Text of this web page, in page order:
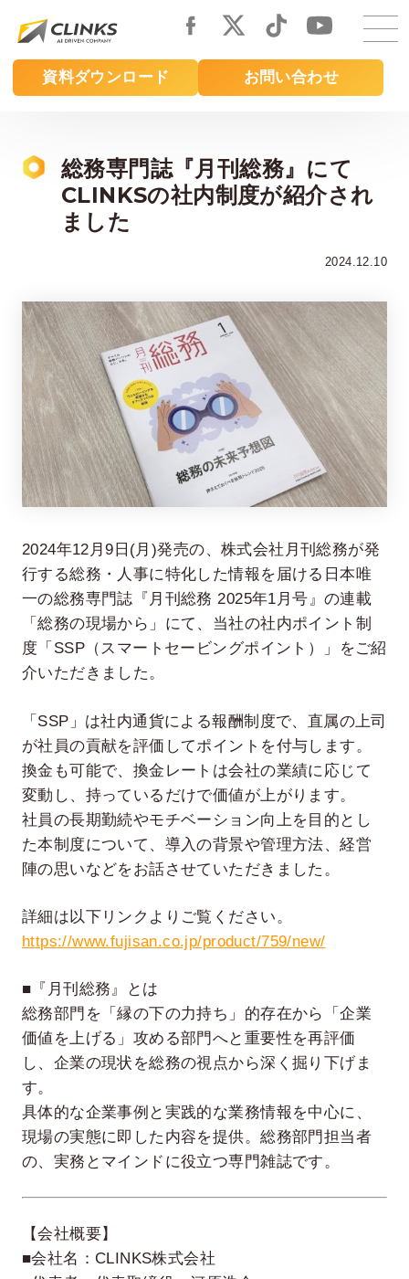
main
content
資料ダウンロード お問い合わせ
在宅率
66 %
2026年7月時点
社員数
1,290
総務専門誌『月刊総務』にて
CLINKSの社内制度が紹介され
ました
2024.12.10
2024年12月9日(月)発売の、株式会社月刊総務が発
行する総務・人事に特化した情報を届ける日本唯
一の総務専門誌『月刊総務 2025年1月号』の連載
「総務の現場から」にて、当社の社内ポイント制
度「SSP（スマートセービングポイント）」をご紹
介いただきました。
「SSP」は社内通貨による報酬制度で、直属の上司
が社員の貢献を評価してポイントを付与します。
換金も可能で、換金レートは会社の業績に応じて
変動し、持っているだけで価値が上がります。
社員の長期勤続やモチベーション向上を目的とし
た本制度について、導入の背景や管理方法、経営
陣の思いなどをお話させていただきました。
詳細は以下リンクよりご覧ください。
https://www.fujisan.co.jp/product/759/new/
■『月刊総務』とは
総務部門を「縁の下の力持ち」的存在から「企業
価値を上げる」攻める部門へと重要性を再評価
し、企業の現状を総務の視点から深く掘り下げま
す。
具体的な企業事例と実践的な業務情報を中心に、
現場の実態に即した内容を提供。総務部門担当者
の、実務とマインドに役立つ専門雑誌です。
【会社概要】
■会社名：CLINKS株式会社